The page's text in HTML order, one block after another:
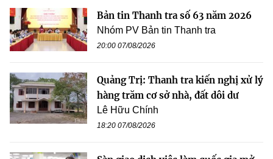
Bản tin Thanh tra số 63 năm 2026
Nhóm PV Bản tin Thanh tra
20:00 07/08/2026
Quảng Trị: Thanh tra kiến nghị xử lý
hàng trăm cơ sở nhà, đất dôi dư
Lê Hữu Chính
18:20 07/08/2026